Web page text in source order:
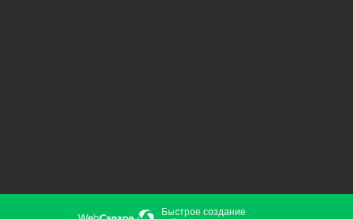
Быстрое создание